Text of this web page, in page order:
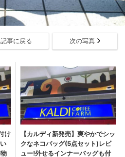
記事に戻る 次の写真